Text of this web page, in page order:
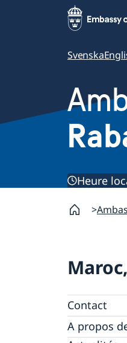
Svenska
Heure
Contact
Prise de
Migration
A propos